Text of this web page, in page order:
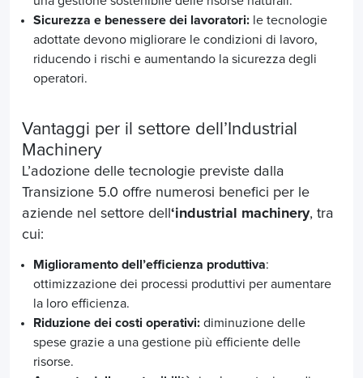
Sicurezza e benessere dei lavoratori: le tecnologie
adottate devono migliorare le condizioni di lavoro,
riducendo i rischi e aumentando la sicurezza degli
operatori.
Vantaggi per il settore dell’ Industrial
Machinery
L’adozione delle tecnologie previste dalla
Transizione 5.0 offre numerosi benefici per le
aziende nel settore dell ‘industrial machinery, tra
cui:
Miglioramento dell’efficienza produttiva:
ottimizzazione dei processi produttivi per aumentare
la loro efficienza.
Riduzione dei costi operativi: diminuzione delle
spese grazie a una gestione più efficiente delle
risorse.